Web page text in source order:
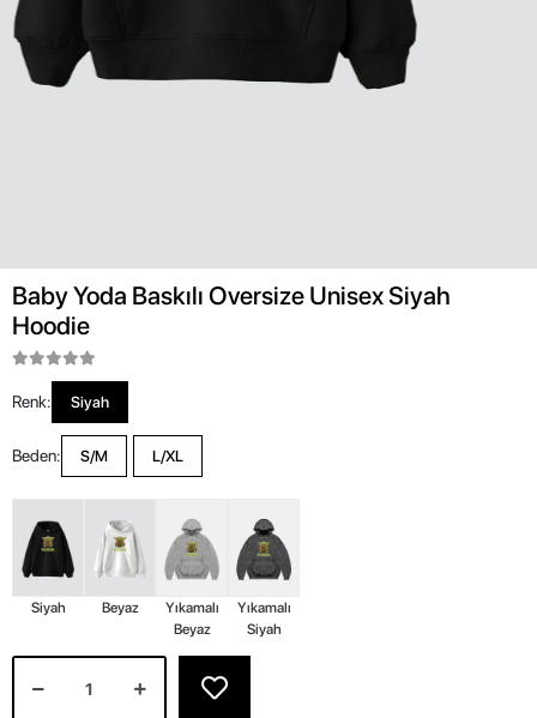
Baby Yoda Baskılı Oversize Unisex Siyah
Hoodie
Renk: Siyah
Beden: S/M L/XL
Siyah Beyaz
Yıkamalı
Beyaz
Yıkamalı
Siyah